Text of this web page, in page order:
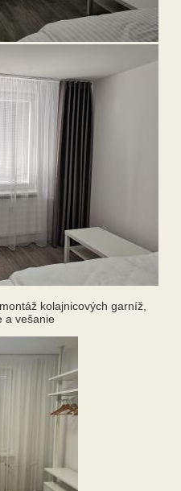
kolajnicových garníž,
a vešanie